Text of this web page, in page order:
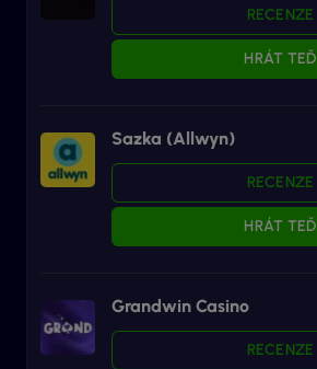
RECENZE
HRÁT TEĎ
Sazka (Allwyn)
RECENZE
HRÁT TEĎ
Grandwin Casino
RECENZE